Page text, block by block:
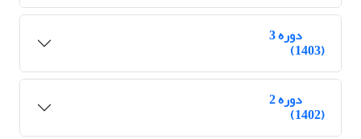
دوره 3
(1403)
دوره 2
(1402)